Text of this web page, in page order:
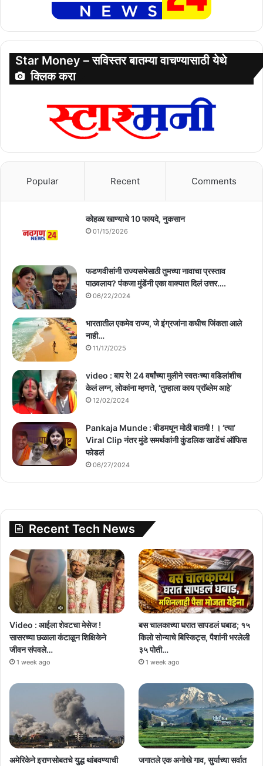
Star Money – सविस्तर बातम्या वाचण्यासाठी येथे
क्लिक करा
Popular Recent Comments
कोहळा खाण्याचे 10 फायदे, नुकसान
01/15/2026
फडणवीसांनी राज्यसभेसाठी तुमच्या नावाचा प्रस्ताव
पाठवलाय? पंकजा मुंडेंनी एका वाक्यात दिलं उत्तर….
06/22/2024
भारतातील एकमेव राज्य, जे इंग्रजांना कधीच जिंकता आले
नाही…
11/17/2025
video : बाप रे! 24 वर्षांच्या मुलीने स्वतःच्या वडिलांशीच
केलं लग्न, लोकांना म्हणते, ‘तुम्हाला काय प्राॅब्लेम आहे’
12/02/2024
Pankaja Munde : बीडमधून मोठी बातमी ! । ‘त्या’
Viral Clip नंतर मुंडे समर्थकांनी कुंडलिक खाडेंचं ऑफिस
फोडलं
06/27/2024
Recent Tech News
Video : आईला शेवटचा मेसेज !
सासरच्या छळाला कंटाळून शिक्षिकेने
जीवन संपवले…
1 week ago
बस चालकाच्या घरात सापडलं घबाड; १५
किलो सोन्याचे बिस्किट्स, पैशांनी भरलेली
३५ पोती…
1 week ago
अमेरिकेने इराणसोबतचे युद्ध थांबवण्याची
जगातले एक अनोखे गाव, सुर्याच्या सर्वात